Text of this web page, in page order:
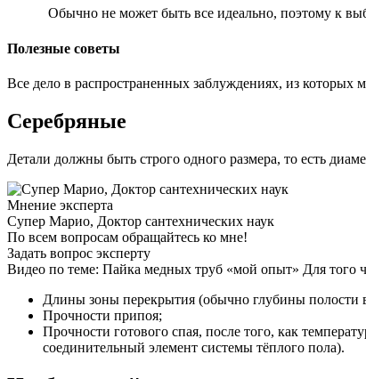
Обычно не может быть все идеально, поэтому к
Полезные советы
Все дело в распространенных заблуждениях, из
Серебряные
Детали должны быть строго одного размера, то есть
Мнение эксперта
Супер Марио, Доктор сантехнических наук
По всем вопросам обращайтесь ко мне!
Задать вопрос эксперту
Видео по теме: Пайка медных труб «мой опыт» Для того
Длины зоны перекрытия (обычно глубины полости
Прочности припоя;
Прочности готового спая, после того, как
соединительный элемент системы тёплого пола).